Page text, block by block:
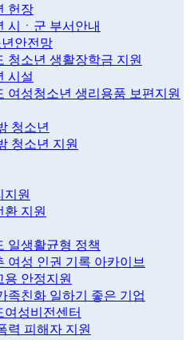
헌장
시ㆍ군 부서안내
안전망
청소년 생활장학금 지원
시설
여성청소년 생리용품 보편지원
청소년
청소년 지원
지원
환 지원
일생활균형 정책
여성 인권 기록 아카이브
용 안정지원
족친화 일하기 좋은 기업
여성비전센터
력 피해자 지원